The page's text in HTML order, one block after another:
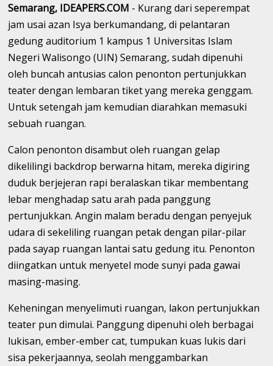
Semarang, IDEAPERS.COM - Kurang dari seperempat
jam usai azan Isya berkumandang, di pelantaran
gedung auditorium 1 kampus 1 Universitas Islam
Negeri Walisongo (UIN) Semarang, sudah dipenuhi
oleh buncah antusias calon penonton pertunjukkan
teater dengan lembaran tiket yang mereka genggam.
Untuk setengah jam kemudian diarahkan memasuki
sebuah ruangan.
Calon penonton disambut oleh ruangan gelap
dikelilingi backdrop berwarna hitam, mereka digiring
duduk berjejeran rapi beralaskan tikar membentang
lebar menghadap satu arah pada panggung
pertunjukkan. Angin malam beradu dengan penyejuk
udara di sekeliling ruangan petak dengan pilar-pilar
pada sayap ruangan lantai satu gedung itu. Penonton
diingatkan untuk menyetel mode sunyi pada gawai
masing-masing.
Keheningan menyelimuti ruangan, lakon pertunjukkan
teater pun dimulai. Panggung dipenuhi oleh berbagai
lukisan, ember-ember cat, tumpukan kuas lukis dari
sisa pekerjaannya, seolah menggambarkan